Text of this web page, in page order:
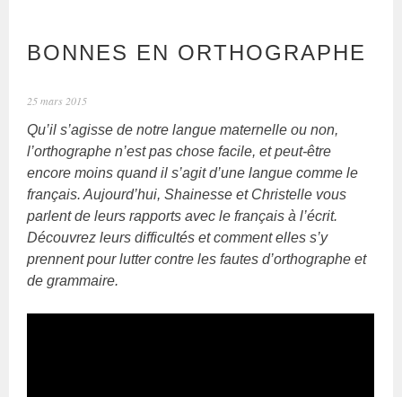
BONNES EN ORTHOGRAPHE
25 mars 2015
Qu’il s’agisse de notre langue maternelle ou non,
l’orthographe n’est pas chose facile, et peut-être
encore moins quand il s’agit d’une langue comme le
français. Aujourd’hui, Shainesse et Christelle vous
parlent de leurs rapports avec le français à l’écrit.
Découvrez leurs difficultés et comment elles s’y
prennent pour lutter contre les fautes d’orthographe et
de grammaire.